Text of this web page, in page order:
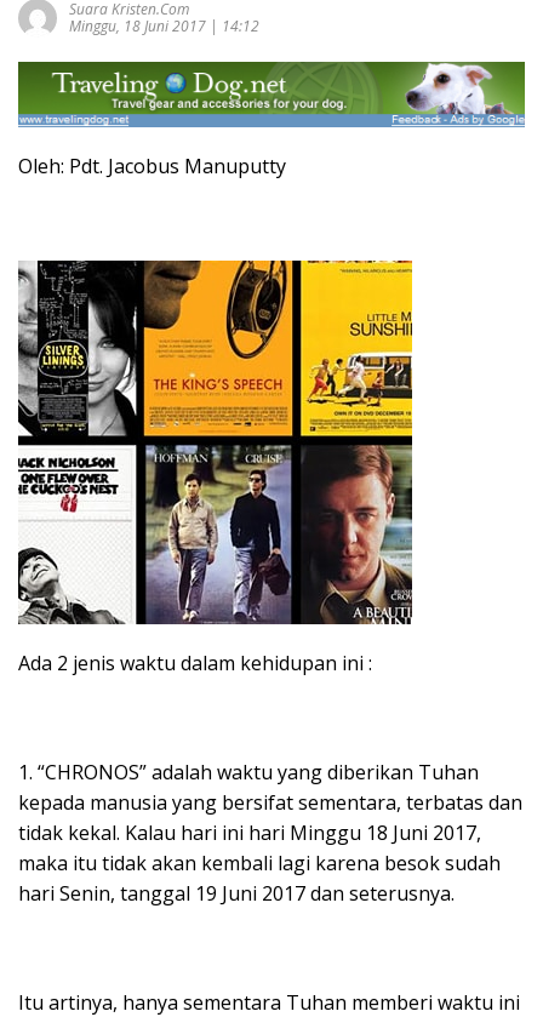
Suara Kristen.com
Minggu, 18 Juni 2017 | 14:12
Oleh: Pdt. Jacobus Manuputty
Ada 2 jenis waktu dalam kehidupan ini :
1. “CHRONOS” adalah waktu yang diberikan Tuhan
kepada manusia yang bersifat sementara, terbatas dan
tidak kekal. Kalau hari ini hari Minggu 18 Juni 2017,
maka itu tidak akan kembali lagi karena besok sudah
hari Senin, tanggal 19 Juni 2017 dan seterusnya.
Itu artinya, hanya sementara Tuhan memberi waktu ini